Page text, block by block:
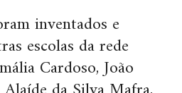
inventados e
escolas da rede
Cardoso, João